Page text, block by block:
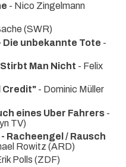
- Nico Zingelmann
(SWR)
unbekannte Tote -
Man Nicht - Felix
Credit" - Dominic Müller
eines Uber Fahrers -
TV)
Racheengel / Rausch
Rowitz (ARD)
Polls (ZDF)